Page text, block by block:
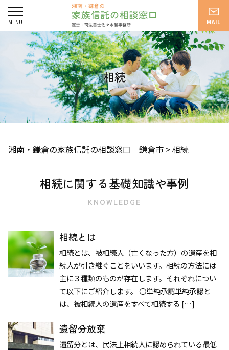
相続
湘南・鎌倉の家族信託の相談窓口｜鎌倉市 >相続
相続に関する基礎知識や事例
KNOWLEDGE
相続とは
相続とは、被相続人（亡くなった方）の遺産を相
続人が引き継ぐことをいいます。相続の方法には
主に３種類のものが存在します。それぞれについ
て以下にご紹介します。 〇単純承認単純承認と
は、被相続人の遺産をすべて相続する […]
遺留分放棄
遺留分とは、民法上相続人に認められている最低